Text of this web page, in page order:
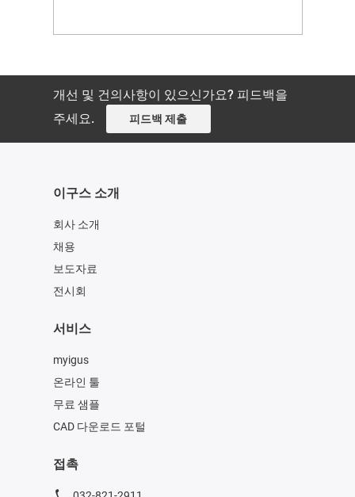
개선 및 건의사항이 있으신가요? 피드백을
주세요.
피드백 제출
이구스 소개
회사 소개
채용
보도자료
전시회
서비스
myigus
온라인 툴
무료 샘플
CAD 다운로드 포털
접촉